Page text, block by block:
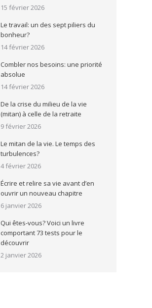
15 février 2026
Le travail: un des sept piliers du
bonheur?
14 février 2026
Combler nos besoins: une priorité
absolue
14 février 2026
De la crise du milieu de la vie
(mitan) à celle de la retraite
9 février 2026
Le mitan de la vie. Le temps des
turbulences?
4 février 2026
Écrire et relire sa vie avant d’en
ouvrir un nouveau chapitre
6 janvier 2026
Qui êtes-vous? Voici un livre
comportant 73 tests pour le
découvrir
2 janvier 2026